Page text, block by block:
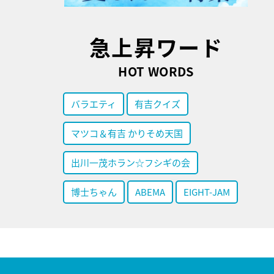
急上昇ワード
HOT WORDS
バラエティ 有吉クイズ
マツコ＆有吉 かりそめ天国
出川一茂ホラン☆フシギの会
博士ちゃん ABEMA EIGHT-JAM